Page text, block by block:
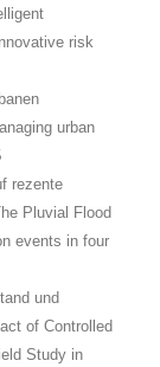
risk
urban
rezente
Pluvial Flood
events in four
und
of Controlled
Study in